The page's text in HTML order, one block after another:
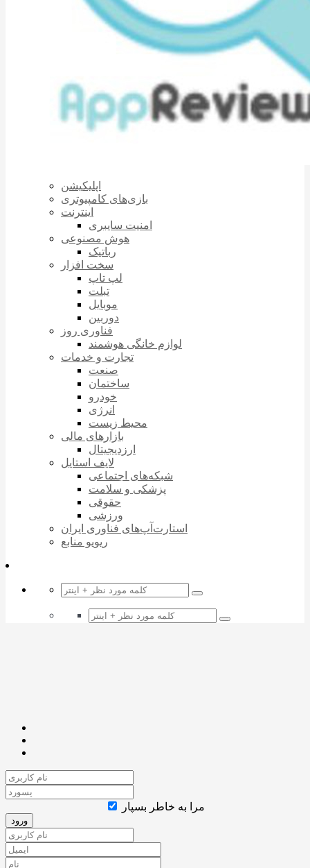
اپلیکیشن
بازی‌های کامپیوتری
اینترنت
امنیت سایبری
هوش مصنوعی
رباتیک
سخت افزار
لپ تاپ
تبلت
موبایل
دوربین
فناوری روز
لوازم خانگی هوشمند
تجارت و خدمات
صنعت
ساختمان
خودرو
انرژی
محیط زیست
بازارهای مالی
ارزدیجیتال
لایف استایل
شبکه‌های اجتماعی
پزشکی و سلامت
حقوقی
ورزشی
استارت‌آپ‌های فناوری ایران
ریویو منابع
مرا به خاطر بسپار